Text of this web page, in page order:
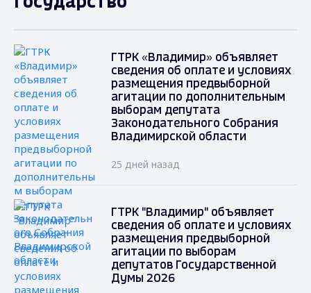
ГТРК «Владимир» объявляет
сведения об оплате и условиях
размещения предвыборной
агитации по дополнительным
выборам депутата
Законодательного Собрания
Владимирской области
25 дней назад
ГТРК "Владимир" объявляет
сведения об оплате и условиях
размещения предвыборной
агитации по выборам
депутатов Государственной
Думы 2026